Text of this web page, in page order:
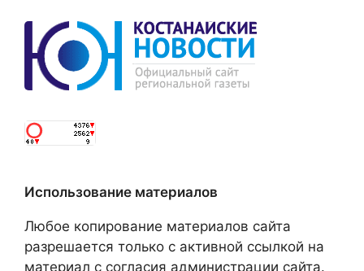
Использование материалов
Любое копирование материалов сайта
разрешается только с активной ссылкой на
материал с согласия администрации сайта.